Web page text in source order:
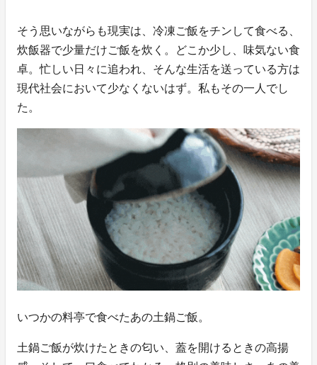
そう思いながらも現実は、冷凍ご飯をチンして食べる、
炊飯器で少量だけご飯を炊く。どこか少し、味気ない食
卓。忙しい日々に追われ、そんな生活を送っている方は
現代社会において少なくないはず。私もその一人でし
た。
いつかの料亭で食べたあの土鍋ご飯。
土鍋ご飯が炊けたときの匂い、蓋を開けるときの高揚